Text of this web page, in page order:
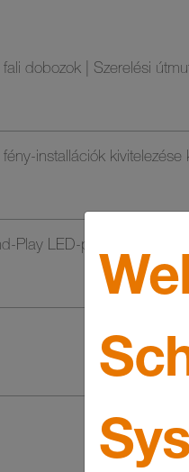
dobozok | Szerelési
installációk kivitelezése
Play LED-profilrendszer |